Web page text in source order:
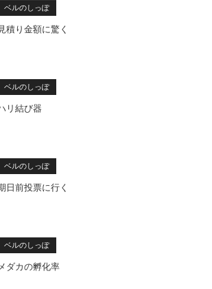
ベルのしっぽ
積り金額に驚く
ベルのしっぽ
リ結び器
ベルのしっぽ
日前投票に行く
ベルのしっぽ
ダカの孵化率